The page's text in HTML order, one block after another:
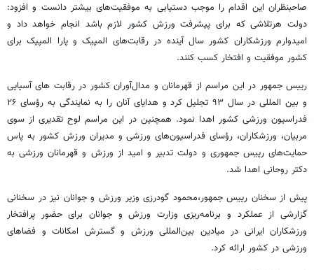
صاحبنظران این اقدام را موجب دستیابی به موفقیت‌های بیشتر دانست و افزود:
دولت هرتلاشی که برای پیشرفت ورزش کشور لازم باشد انجام خواهد داد و
امیدوارم ورزشکاران کشور سال آینده در رقابت‌های المپیک و پارا المپیک برای
کشور موفقیت و افتخار کسب کنند.
رییس‌ جمهور در این مراسم از قهرمانان و مدال‌آوران کشور در رقابت های آسیایی
و بین المللی در سال ۹۳ تجلیل کرد و هدایای آنان را به نمایندگی به رؤسای ۲۶
فدراسیون ورزشی کشور اهدا نمود. همچنین در این مراسم لوح تقدیری از سوی
مربیان، ورزشکاران، رؤسای فدراسیون‌های ورزشی و مدیران ورزش کشور به پاس
حمایت‌های رییس جمهوری و دولت تدبیر و امید از ورزش و قهرمانان ورزشی به
دکتر روحانی اهدا شد.
پیش از سخنان رییس جمهور،محمود گودرزی وزیر ورزش و جوانان نیز در سخنانی
گزارشی از عملکرد و برنامه‌ریزی وزارت ورزش و جوانان برای حضور پرافتخار
ورزشکاران ایرانی در میادین بین‌المللی ورزش و گسترش امکانات و فضاهای
ورزشی در کشور ارائه کرد.